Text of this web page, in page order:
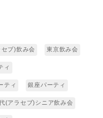
ブ)飲み会 東京飲み会
ィ
ティ 銀座パーティ
(アラセブ)シニア飲み会